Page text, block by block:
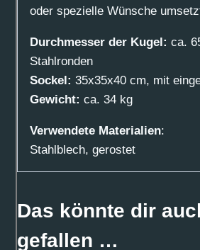
oder spezielle Wünsche
Durchmesser der Kugel: ca.
Stahlronden
Sockel: 35x35x40 cm, mit
Gewicht: ca. 34 kg
Verwendete Materialien:
Stahlblech, gerostet
Das könnte dir
gefallen …